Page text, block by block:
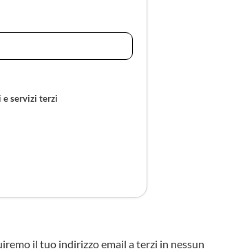
e servizi terzi
il tuo indirizzo email a terzi in nessun